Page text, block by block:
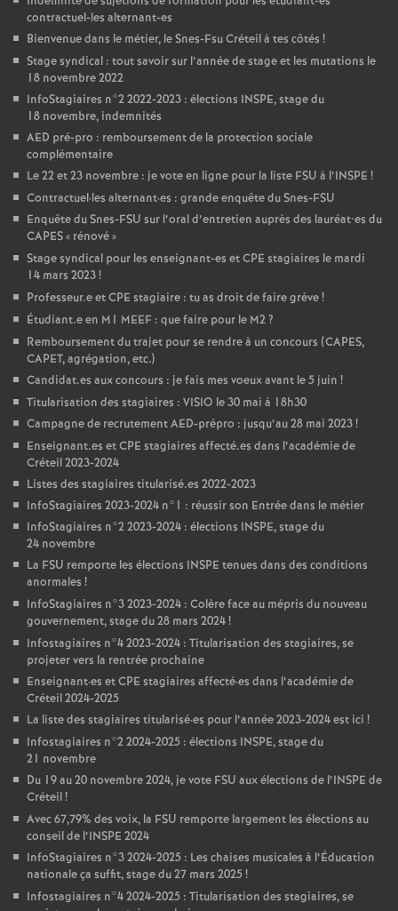
contractuel-les alternant-es
Bienvenue dans le métier, le Snes-Fsu Créteil à tes côtés !
Stage syndical : tout savoir sur l’année de stage et les mutations le
18 novembre 2022
InfoStagiaires n°2 2022-2023 : élections INSPE, stage du
18 novembre, indemnités
AED pré-pro : remboursement de la protection sociale
complémentaire
Le 22 et 23 novembre : je vote en ligne pour la liste FSU à l’INSPE !
Contractuel·les alternant·es : grande enquête du Snes-FSU
Enquête du Snes-FSU sur l’oral d’entretien auprès des lauréat•es du
CAPES« rénové»
Stage syndical pour les enseignant-es etCPE stagiaires le mardi
14 mars 2023!
Professeur.e etCPE stagiaire : tu as droit de faire grève!
Étudiant.e en M1 MEEF : que faire pour le M2?
Remboursement du trajet pour se rendre à un concours (CAPES,
CAPET, agrégation, etc.)
Candidat.es aux concours : je fais mes voeux avant le 5 juin !
Titularisation des stagiaires : VISIO le 30 mai à 18h30
Campagne de recrutementAED-prépro : jusqu’au 28 mai 2023!
Enseignant.es etCPE stagiaires affecté.es dans l’académie de
Créteil 2023-2024
Listes des stagiaires titularisé.es 2022-2023
InfoStagiaires 2023-2024 n°1 : réussir son Entrée dans le métier
InfoStagiaires n°2 2023-2024 : élections INSPE, stage du
24 novembre
La FSU remporte les élections INSPE tenues dans des conditions
anormales !
InfoStagiaires n°3 2023-2024 : Colère face au mépris du nouveau
gouvernement, stage du 28 mars 2024!
Infostagiaires n°4 2023-2024 : Titularisation des stagiaires, se
projeter vers la rentrée prochaine
Enseignant·es etCPE stagiaires affecté·es dans l’académie de
Créteil 2024-2025
La liste des stagiaires titularisé·es pour l’année 2023-2024 est ici !
Infostagiaires n°2 2024-2025 : élections INSPE, stage du
21 novembre
Du 19 au 20 novembre 2024, je vote FSU aux élections de l’INSPE de
Créteil!
Avec 67,79% des voix, la FSU remporte largement les élections au
conseil de l’INSPE 2024
InfoStagiaires n°3 2024-2025 : Les chaises musicales à l’Éducation
nationale ça suffit, stage du 27 mars 2025!
Infostagiaires n°4 2024-2025 : Titularisation des stagiaires, se